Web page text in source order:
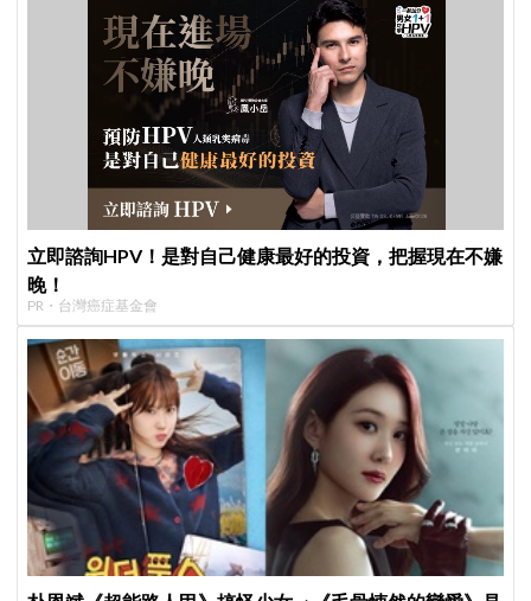
立即諮詢HPV！是對自己健康最好的投資，把握現在不嫌
晚！
PR・台灣癌症基金會